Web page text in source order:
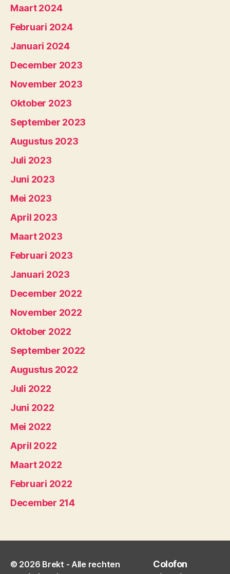
Maart 2024
Februari 2024
Januari 2024
December 2023
November 2023
Oktober 2023
September 2023
Augustus 2023
Juli 2023
Juni 2023
Mei 2023
April 2023
Maart 2023
Februari 2023
Januari 2023
December 2022
November 2022
Oktober 2022
September 2022
Augustus 2022
Juli 2022
Juni 2022
Mei 2022
April 2022
Maart 2022
Februari 2022
December 214
© 2026 Brekt - Alle rechten
Colofon